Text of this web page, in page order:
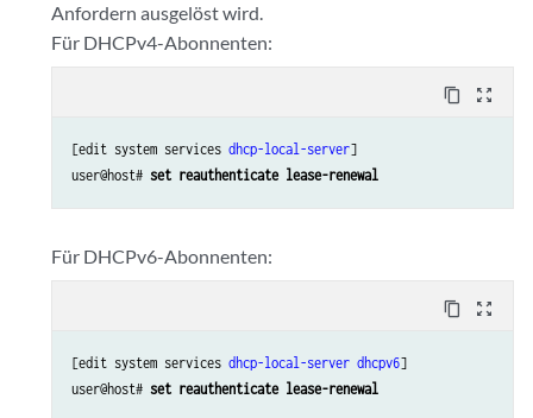
Anfordern ausgelöst wird.
Für DHCPv4-Abonnenten:
content_copy zoom_out_map
[edit system services dhcp-local-server]
user@host# set reauthenticate lease-renewal
Für DHCPv6-Abonnenten:
content_copy zoom_out_map
[edit system services dhcp-local-server dhcpv6]
user@host# set reauthenticate lease-renewal